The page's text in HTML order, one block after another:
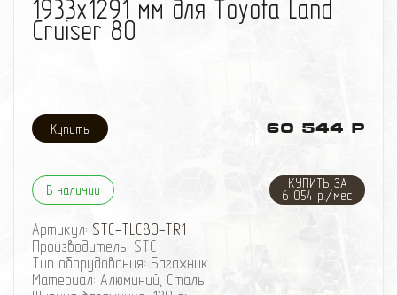
1933х1291 мм для Toyota Land
Cruiser 80
60 544 Р
В наличии
КУПИТЬ ЗА
6 054 р./мес
Артикул: STC-TLC80-TR1
Производитель: STC
Тип оборудования: Багажник
Материал: Алюминий, Сталь